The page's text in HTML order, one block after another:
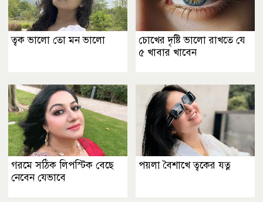
ত্বক ভালো তো মন ভালো
চোখের দৃষ্টি ভালো রাখতে যে
৫ খাবার খাবেন
গরমে সঠিক লিপস্টিক বেছে
নেবেন যেভাবে
পয়লা বৈশাখে ত্বকের যত্ন